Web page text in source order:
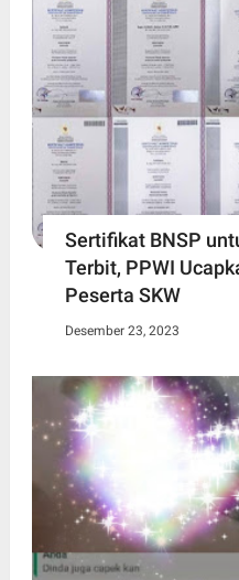
Sertifikat BNSP
Terbit, PPWI
Peserta SKW
Desember 23, 2023